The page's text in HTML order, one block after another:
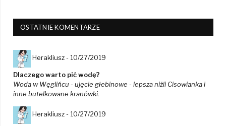
OSTATNIE KOMENTARZE
Herakliusz - 10/27/2019
Dlaczego warto pić wodę?
Woda w Węglińcu - ujęcie głebinowe - lepsza niżli Cisowianka i
inne butelkowane kranówki.
Herakliusz - 10/27/2019